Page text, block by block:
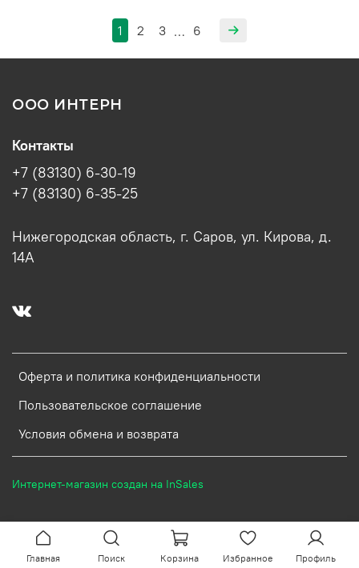
1 2 3 … 6
ООО ИНТЕРН
Оферта и политика конфиденциальности
Пользовательское соглашение
Условия обмена и возврата
Контакты
+7 (83130) 6-30-19
+7 (83130) 6-35-25
Нижегородская область, г. Саров, ул. Кирова, д.
14А
Интернет-магазин создан на InSales
Главная Поиск Корзина Избранное Профиль